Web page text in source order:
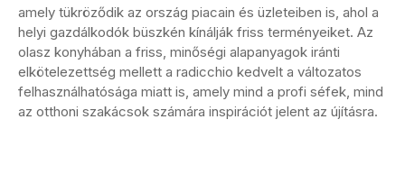
amely tükröződik az ország piacain és üzleteiben is, ahol a
helyi gazdálkodók büszkén kínálják friss terményeiket. Az
olasz konyhában a friss, minőségi alapanyagok iránti
elkötelezettség mellett a radicchio kedvelt a változatos
felhasználhatósága miatt is, amely mind a profi séfek, mind
az otthoni szakácsok számára inspirációt jelent az újításra.